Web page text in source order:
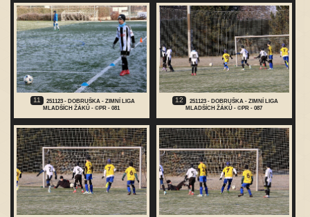
11
251123 - DOBRUŠKA - ZIMNÍ LIGA
MLADŠÍCH ŽÁKŮ - ©PR - 081
12
251123 - DOBRUŠKA - ZIMNÍ LIGA
MLADŠÍCH ŽÁKŮ - ©PR - 087